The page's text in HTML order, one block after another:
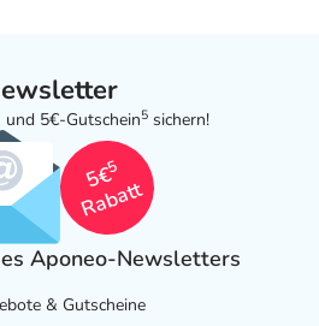
und 5€-Gutschein5 sichern!
5€
5
Rabatt
Aponeo-Newsletters
& Gutscheine